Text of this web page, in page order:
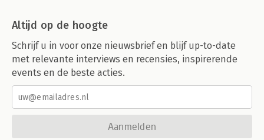
Altijd op de hoogte
Schrijf u in voor onze nieuwsbrief en blijf up-to-date
met relevante interviews en recensies, inspirerende
events en de beste acties.
Aanmelden